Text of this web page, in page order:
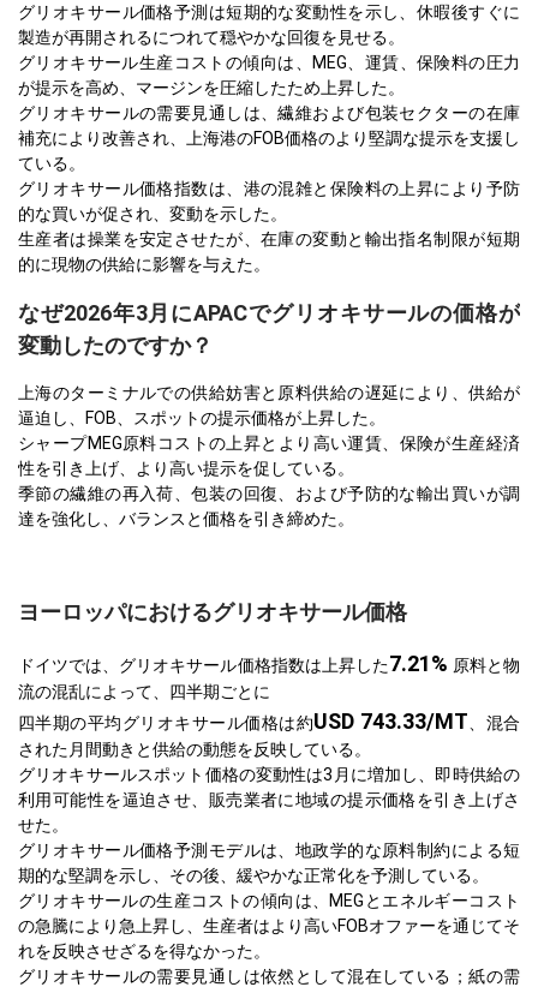
グリオキサール価格予測は短期的な変動性を示し、休暇後すぐに
製造が再開されるにつれて穏やかな回復を見せる。
グリオキサール生産コストの傾向は、MEG、運賃、保険料の圧力
が提示を高め、マージンを圧縮したため上昇した。
グリオキサールの需要見通しは、繊維および包装セクターの在庫
補充により改善され、上海港のFOB価格のより堅調な提示を支援し
ている。
グリオキサール価格指数は、港の混雑と保険料の上昇により予防
的な買いが促され、変動を示した。
生産者は操業を安定させたが、在庫の変動と輸出指名制限が短期
的に現物の供給に影響を与えた。
なぜ2026年3月にAPACでグリオキサールの価格が
変動したのですか？
上海のターミナルでの供給妨害と原料供給の遅延により、供給が
逼迫し、FOB、スポットの提示価格が上昇した。
シャープMEG原料コストの上昇とより高い運賃、保険が生産経済
性を引き上げ、より高い提示を促している。
季節の繊維の再入荷、包装の回復、および予防的な輸出買いが調
達を強化し、バランスと価格を引き締めた。
ヨーロッパにおけるグリオキサール価格
ドイツでは、グリオキサール価格指数は上昇した7.21% 原料と物
流の混乱によって、四半期ごとに
四半期の平均グリオキサール価格は約USD 743.33/MT 、混合
された月間動きと供給の動態を反映している。
グリオキサールスポット価格の変動性は3月に増加し、即時供給の
利用可能性を逼迫させ、販売業者に地域の提示価格を引き上げさ
せた。
グリオキサール価格予測モデルは、地政学的な原料制約による短
期的な堅調を示し、その後、緩やかな正常化を予測している。
グリオキサールの生産コストの傾向は、MEGとエネルギーコスト
の急騰により急上昇し、生産者はより高いFOBオファーを通じてそ
れを反映させざるを得なかった。
グリオキサールの需要見通しは依然として混在している；紙の需